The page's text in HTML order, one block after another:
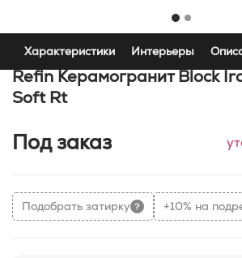
Характеристики Интерьеры
Refin Керамогранит Block
Soft Rt
Под заказ
Подобрать затирку +10% на